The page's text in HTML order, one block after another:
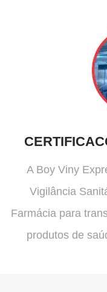
A Boy Viny
Vigilância
Farmácia para
produtos de